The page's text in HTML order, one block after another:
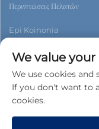
Περιπτώσεις Πελατών
Epi Koinonia
We value
We use cookies
If you don't want to
cookies.